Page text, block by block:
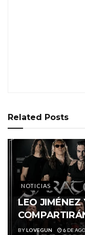
Related Posts
NOTICIAS
LEO JIMÉNEZ
BYLOVEGUN 6 DE